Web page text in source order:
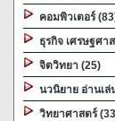
คอมพิวเตอร์
ธุรกิจ เศรษฐศา
จิตวิทยา (25)
นวนิยาย อ่านเ
วิทยาศาสตร์